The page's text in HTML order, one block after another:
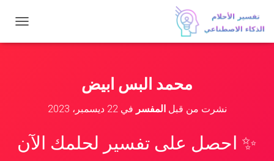
ب
ل
محمد البس ابيض
نشرت من قبلالمفسر في22 ديسمبر، 2023
✨ احصل على تفسير لحلمك الآن